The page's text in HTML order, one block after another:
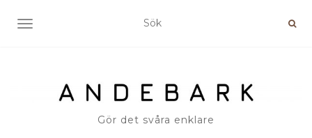
SLÅ PÅ/AV NAVIGERING
Gör det svåra enklare